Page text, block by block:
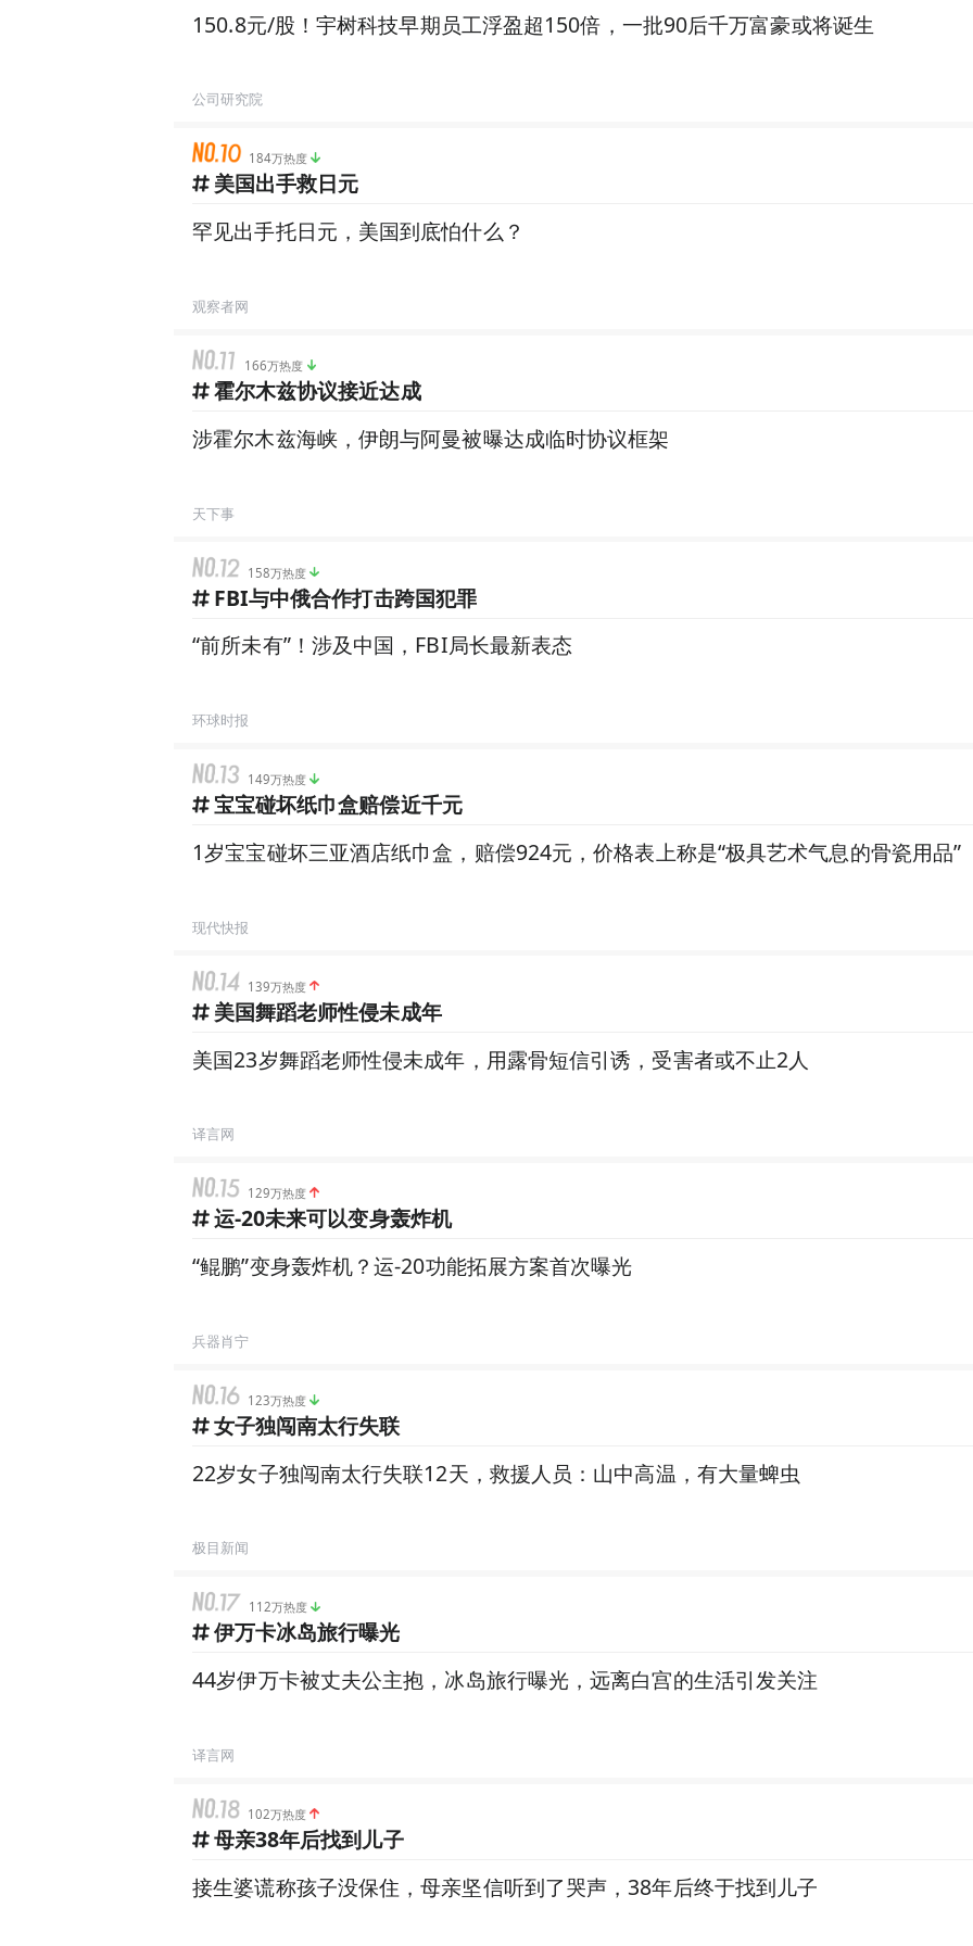
150.8元/股！宇树科技早期员工浮盈超150倍，一批90后千万富豪或将诞生
公司研究院
184万热度
美国出手救日元
罕见出手托日元，美国到底怕什么？
观察者网
166万热度
霍尔木兹协议接近达成
涉霍尔木兹海峡，伊朗与阿曼被曝达成临时协议框架
天下事
158万热度
FBI与中俄合作打击跨国犯罪
“前所未有”！涉及中国，FBI局长最新表态
环球时报
149万热度
宝宝碰坏纸巾盒赔偿近千元
1岁宝宝碰坏三亚酒店纸巾盒，赔偿924元，价格表上称是“极具艺术气息的骨瓷用品”
现代快报
139万热度
美国舞蹈老师性侵未成年
美国23岁舞蹈老师性侵未成年，用露骨短信引诱，受害者或不止2人
译言网
129万热度
运-20未来可以变身轰炸机
“鲲鹏”变身轰炸机？运-20功能拓展方案首次曝光
兵器肖宁
123万热度
女子独闯南太行失联
22岁女子独闯南太行失联12天，救援人员：山中高温，有大量蜱虫
极目新闻
112万热度
伊万卡冰岛旅行曝光
44岁伊万卡被丈夫公主抱，冰岛旅行曝光，远离白宫的生活引发关注
译言网
102万热度
母亲38年后找到儿子
接生婆谎称孩子没保住，母亲坚信听到了哭声，38年后终于找到儿子